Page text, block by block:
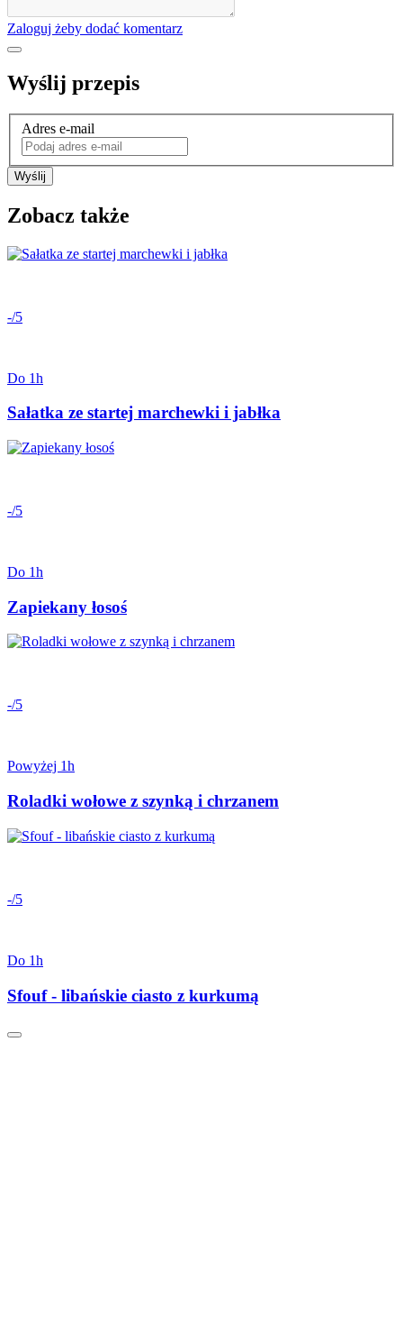
Zaloguj żeby dodać komentarz
Wyślij przepis
Adres e-mail
Wyślij
Zobacz także
-/5
Do 1h
Sałatka ze startej marchewki i jabłka
-/5
Do 1h
Zapiekany łosoś
-/5
Powyżej 1h
Roladki wołowe z szynką i chrzanem
-/5
Do 1h
Sfouf - libańskie ciasto z kurkumą